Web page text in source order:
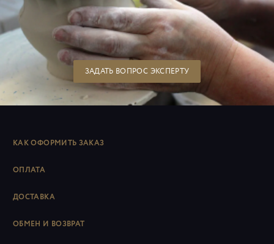
ЗАДАТЬ ВОПРОС ЭКСПЕРТУ
КАК ОФОРМИТЬ ЗАКАЗ
ОПЛАТА
ДОСТАВКА
ОБМЕН И ВОЗВРАТ